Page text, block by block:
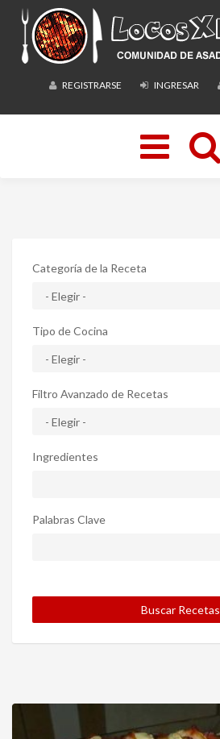
REGISTRARSE INGRESAR
Toggle
navigation
Categoría de la Receta
Tipo de Cocina
Filtro Avanzado de Recetas
Ingredientes
Palabras Clave
Buscar Recetas